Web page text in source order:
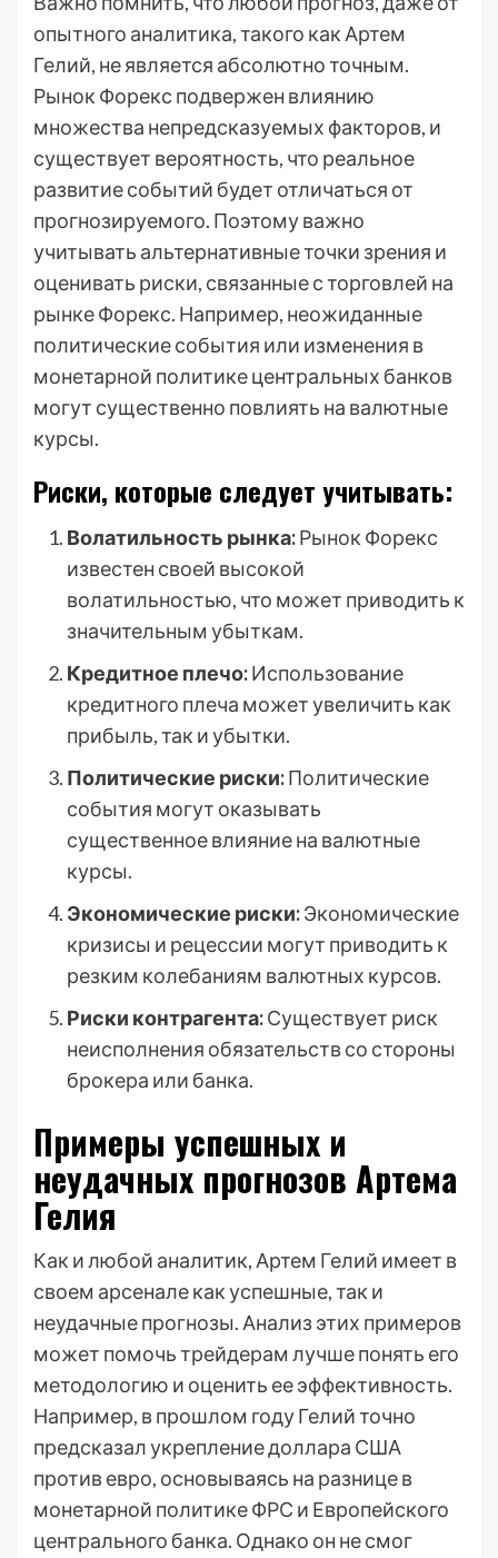
опытного аналитика, такого как Артем
Гелий, не является абсолютно точным.
Рынок Форекс подвержен влиянию
множества непредсказуемых факторов, и
существует вероятность, что реальное
развитие событий будет отличаться от
прогнозируемого. Поэтому важно
учитывать альтернативные точки зрения и
оценивать риски, связанные с торговлей на
рынке Форекс. Например, неожиданные
политические события или изменения в
монетарной политике центральных банков
могут существенно повлиять на валютные
курсы.
Риски, которые следует учитывать:
Волатильность рынка:Рынок Форекс
известен своей высокой
волатильностью, что может приводить к
значительным убыткам.
Кредитное плечо:Использование
кредитного плеча может увеличить как
прибыль, так и убытки.
Политические риски:Политические
события могут оказывать
существенное влияние на валютные
курсы.
Экономические риски:Экономические
кризисы и рецессии могут приводить к
резким колебаниям валютных курсов.
Риски контрагента:Существует риск
неисполнения обязательств со стороны
брокера или банка.
Примеры успешных и
неудачных прогнозов Артема
Гелия
Как и любой аналитик, Артем Гелий имеет в
своем арсенале как успешные, так и
неудачные прогнозы. Анализ этих примеров
может помочь трейдерам лучше понять его
методологию и оценить ее эффективность.
Например, в прошлом году Гелий точно
предсказал укрепление доллара США
против евро, основываясь на разнице в
монетарной политике ФРС и Европейского
центрального банка. Однако он не смог